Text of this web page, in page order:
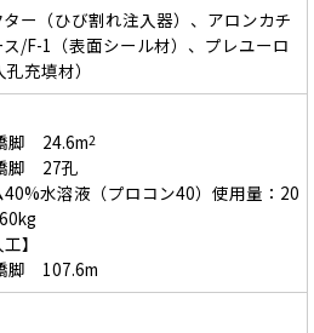
ー（ひび割れ注入器）、アロンカチ
/F-1（表面シール材）、プレユーロ
充填材）
脚 24.6m2
脚 27孔
水溶液（プロコン40）使用量：20
】
脚 107.6m